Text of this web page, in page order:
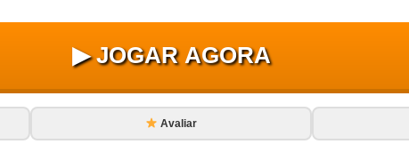
▶ JOGAR AGORA
Avaliar